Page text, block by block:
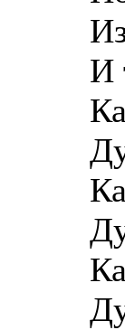
И